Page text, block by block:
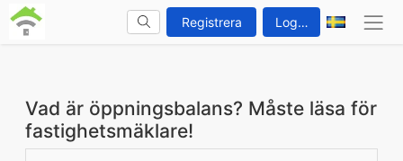
Registrera Logga in
Vad är öppningsbalans? Måste läsa för
fastighetsmäklare!